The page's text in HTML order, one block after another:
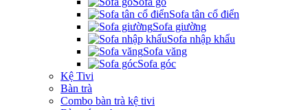
Sofa tân cổ điển
Sofa giường
Sofa nhập khẩu
Sofa văng
Sofa góc
Kệ Tivi
Bàn trà
Combo bàn trà kệ tivi